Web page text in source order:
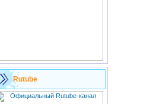
Rutube